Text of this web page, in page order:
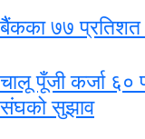
बैैंकका ७७
चालू पूँजी कर्जा ६०
संघको सुझाव